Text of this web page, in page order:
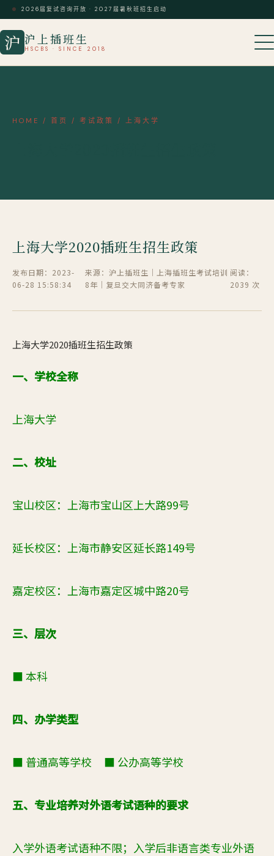
2026届复试咨询开放 · 2027届暑秋班招生启动
沪 沪上插班生
HSCBS · SINCE 2018
HOME / 首页 / 考试政策 / 上海大学
上海大学2020插班生招生政策
发布日期：2023-
06-28 15:58:34
来源：沪上插班生｜上海插班生考试培训
8年｜复旦交大同济备考专家
阅读：
2039 次
上海大学2020插班生招生政策
一、学校全称
上海大学
二、校址
宝山校区：上海市宝山区上大路99号
延长校区：上海市静安区延长路149号
嘉定校区：上海市嘉定区城中路20号
三、层次
■ 本科
四、办学类型
■ 普通高等学校 ■ 公办高等学校
五、专业培养对外语考试语种的要求
入学外语考试语种不限；入学后非语言类专业外语